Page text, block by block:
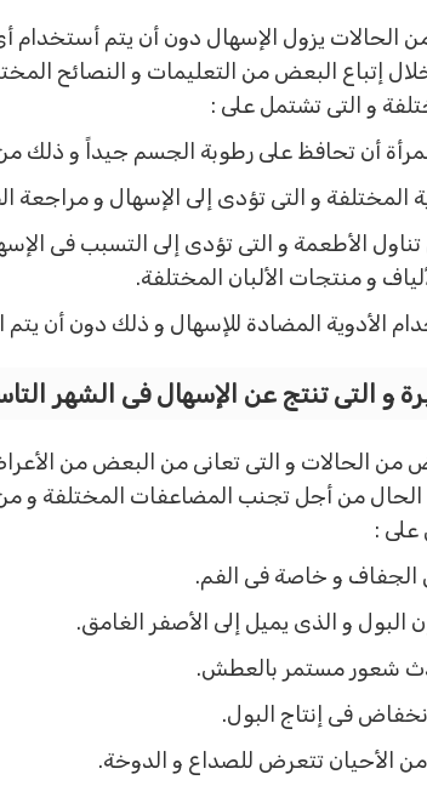
الحالات يزول الإسهال دون أن يتم أستخدام
إتباع البعض من التعليمات و النصائح
و التى تشتمل على :
أن تحافظ على رطوبة الجسم جيداً و ذلك
المختلفة و التى تؤدى إلى الإسهال و
تناول الأطعمة و التى تؤدى إلى التسبب فى
و منتجات الألبان المختلفة.
الأدوية المضادة للإسهال و ذلك دون أن
و التى تنتج عن الإسهال فى الشهر
من الحالات و التى تعانى من البعض من
الحال من أجل تجنب المضاعفات المختلفة و
على :
الجفاف و خاصة فى الفم.
البول و الذى يميل إلى الأصفر الغامق.
شعور مستمر بالعطش.
فى إنتاج البول.
الأحيان تتعرض للصداع و الدوخة.